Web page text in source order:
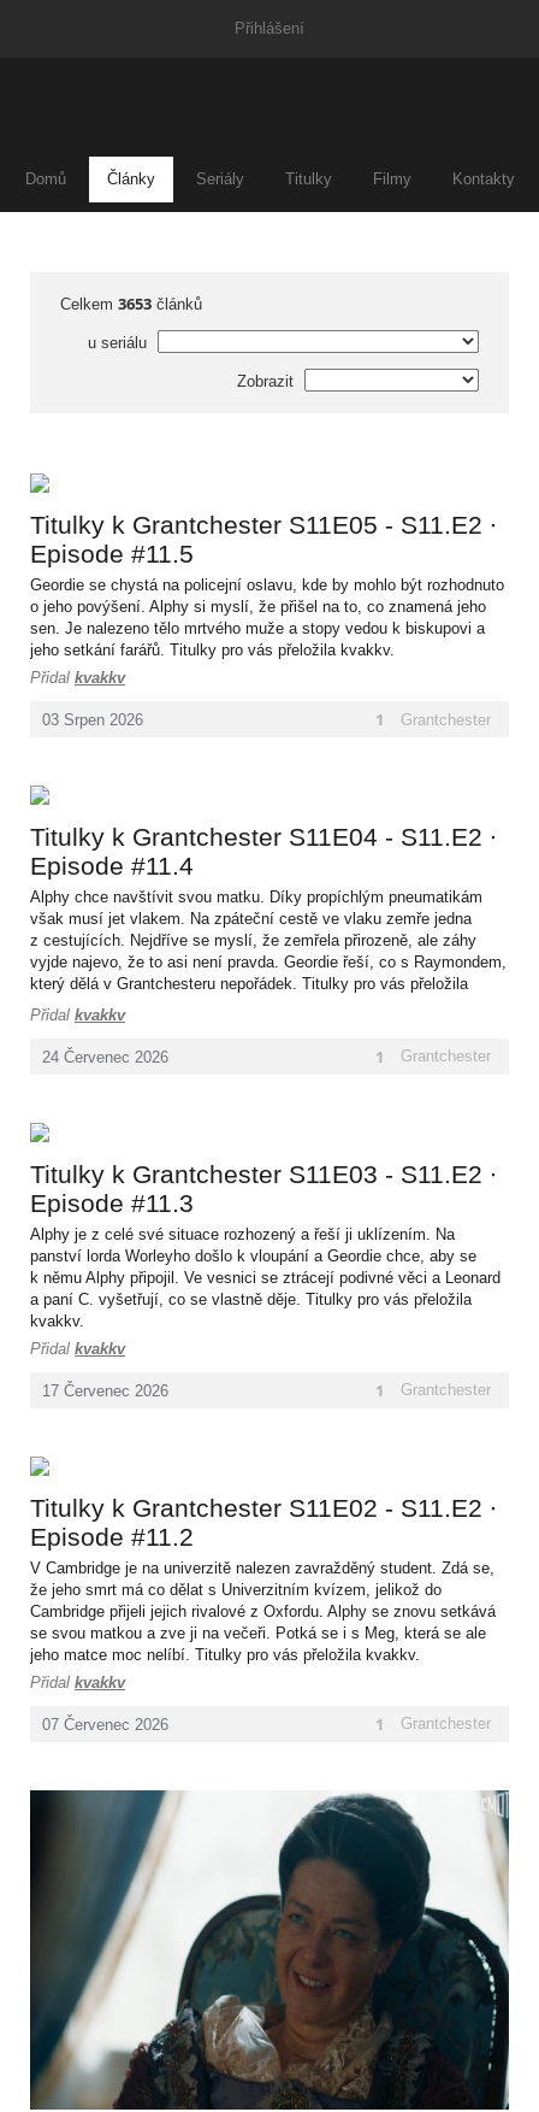
Přihlášení
Domů Články Seriály Titulky Filmy Kontakty
Celkem 3653 článků
u seriálu
Zobrazit
03 Srpen 2026
Titulky k Grantchester S11E05 - S11.E2 ∙
Episode #11.5
Geordie se chystá na policejní oslavu, kde by mohlo být rozhodnuto
o jeho povýšení. Alphy si myslí, že přišel na to, co znamená jeho
sen. Je nalezeno tělo mrtvého muže a stopy vedou k biskupovi a
jeho setkání farářů. Titulky pro vás přeložila kvakkv.
Přidal kvakkv
1 Grantchester
24 Červenec 2026
Titulky k Grantchester S11E04 - S11.E2 ∙
Episode #11.4
Alphy chce navštívit svou matku. Díky propíchlým pneumatikám
však musí jet vlakem. Na zpáteční cestě ve vlaku zemře jedna
z cestujících. Nejdříve se myslí, že zemřela přirozeně, ale záhy
vyjde najevo, že to asi není pravda. Geordie řeší, co s Raymondem,
který dělá v Grantchesteru nepořádek. Titulky pro vás přeložila
kvakkv.
Přidal kvakkv
1 Grantchester
17 Červenec 2026
Titulky k Grantchester S11E03 - S11.E2 ∙
Episode #11.3
Alphy je z celé své situace rozhozený a řeší ji uklízením. Na
panství lorda Worleyho došlo k vloupání a Geordie chce, aby se
k němu Alphy připojil. Ve vesnici se ztrácejí podivné věci a Leonard
a paní C. vyšetřují, co se vlastně děje. Titulky pro vás přeložila
kvakkv.
Přidal kvakkv
1 Grantchester
07 Červenec 2026
Titulky k Grantchester S11E02 - S11.E2 ∙
Episode #11.2
V Cambridge je na univerzitě nalezen zavražděný student. Zdá se,
že jeho smrt má co dělat s Univerzitním kvízem, jelikož do
Cambridge přijeli jejich rivalové z Oxfordu. Alphy se znovu setkává
se svou matkou a zve ji na večeři. Potká se i s Meg, která se ale
jeho matce moc nelíbí. Titulky pro vás přeložila kvakkv.
Přidal kvakkv
1 Grantchester